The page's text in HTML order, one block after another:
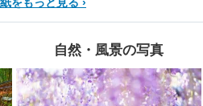
自然・風景の写真